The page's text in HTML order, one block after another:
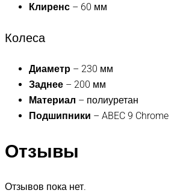
Клиренс – 60 мм
Колеса
Диаметр – 230 мм
Заднее – 200 мм
Материал – полиуретан
Подшипники – ABEC 9 Chrome
Отзывы
Отзывов пока нет.